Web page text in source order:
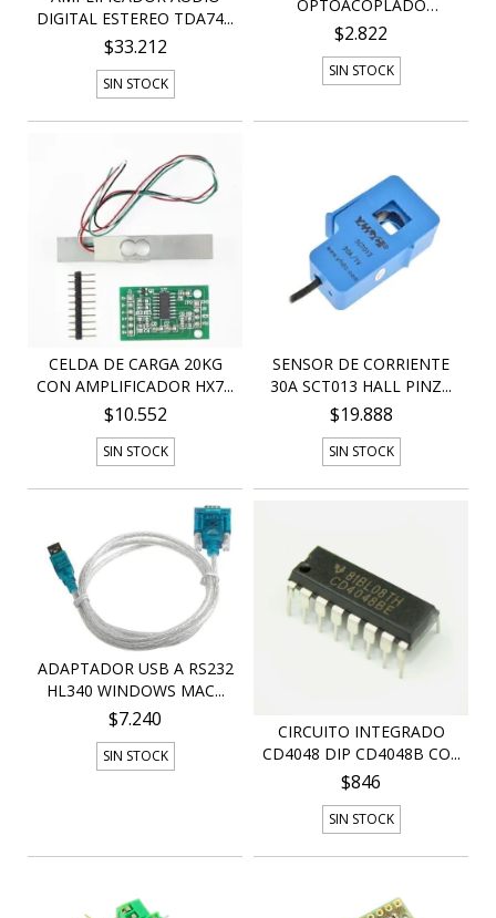
DIGITAL ESTEREO TDA74...
$33.212
SIN STOCK
OPTOACOPLADO
BORNERA ARD...
$2.822
SIN STOCK
CELDA DE CARGA 20KG
CON AMPLIFICADOR HX7...
$10.552
SIN STOCK
SENSOR DE CORRIENTE
30A SCT013 HALL PINZ...
$19.888
SIN STOCK
ADAPTADOR USB A RS232
HL340 WINDOWS MAC...
$7.240
SIN STOCK
CIRCUITO INTEGRADO
CD4048 DIP CD4048B CO...
$846
SIN STOCK